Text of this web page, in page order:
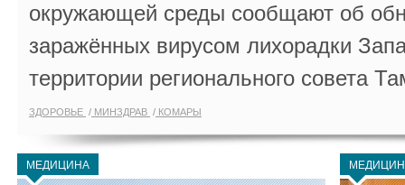
окружающей среды сообщают об
заражённых вирусом лихорадки
территории регионального совета
ЗДОРОВЬЕ МИНЗДРАВ КОМАРЫ
МЕДИЦИНА